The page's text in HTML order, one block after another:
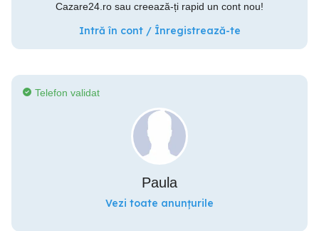
Cazare24.ro sau creează-ți rapid un cont nou!
Intră în cont / Înregistrează-te
Telefon validat
Paula
Vezi toate anunțurile